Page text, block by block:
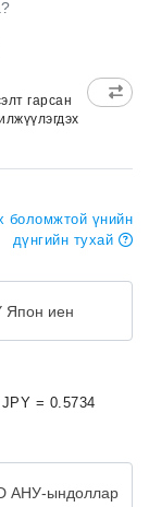
гарсан
боломжтой үнийн
дүнгийн тухай
Япон иен
JPY = 0.5734
АНУ-ындоллар